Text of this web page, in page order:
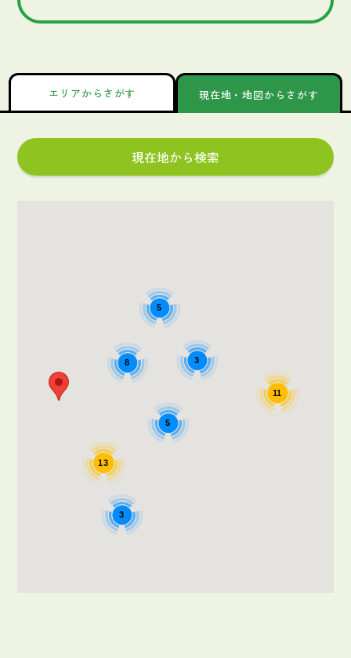
エリアからさがす 現在地・地図からさがす
現在地から検索
13
3
3
8
11
5
5